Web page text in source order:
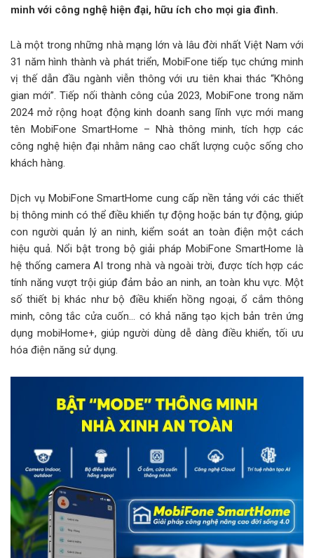
minh với công nghệ hiện đại, hữu ích cho mọi gia đình.
Là một trong những nhà mạng lớn và lâu đời nhất Việt Nam với
31 năm hình thành và phát triển, MobiFone tiếp tục chứng minh
vị thế dẫn đầu ngành viễn thông với ưu tiên khai thác “Không
gian mới”. Tiếp nối thành công của 2023, MobiFone trong năm
2024 mở rộng hoạt động kinh doanh sang lĩnh vực mới mang
tên MobiFone SmartHome – Nhà thông minh, tích hợp các
công nghệ hiện đại nhằm nâng cao chất lượng cuộc sống cho
khách hàng.
Dịch vụ MobiFone SmartHome cung cấp nền tảng với các thiết
bị thông minh có thể điều khiển tự động hoặc bán tự động, giúp
con người quản lý an ninh, kiểm soát an toàn điện một cách
hiệu quả. Nổi bật trong bộ giải pháp MobiFone SmartHome là
hệ thống camera AI trong nhà và ngoài trời, được tích hợp các
tính năng vượt trội giúp đảm bảo an ninh, an toàn khu vực. Một
số thiết bị khác như bộ điều khiển hồng ngoại, ổ cắm thông
minh, công tắc cửa cuốn… có khả năng tạo kịch bản trên ứng
dụng mobiHome+, giúp người dùng dễ dàng điều khiển, tối ưu
hóa điện năng sử dụng.